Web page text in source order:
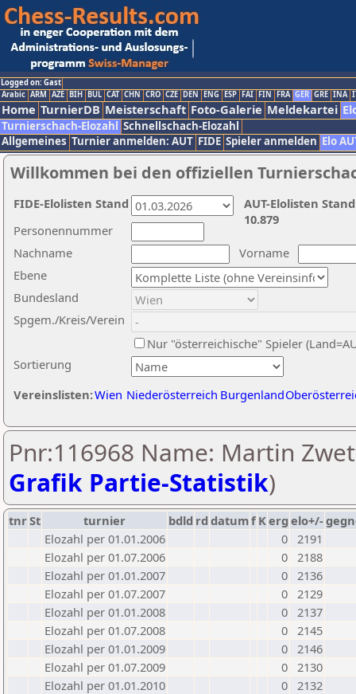
Logged on: Gast
Arabic ARM AZE BIH BUL CAT CHN CRO CZE DEN ENG ESP FAI FIN FRA GER GRE INA
Home TurnierDB Meisterschaft Foto-Galerie Meldekartei
Turnierschach-Elozahl Schnellschach-Elozahl
Allgemeines Turnier anmelden: AUT FIDE Spieler anmelden Elo
Willkommen bei den offiziellen
Nachname
Vorname
Ebene
Sortierung
Personennummer
Bundesland
Spgem./Kreis/Verein
Nur "österreichische" Spieler
Vereinslisten:Wien Niederösterreich Burgenland
AUT-Elolisten
10.879
FIDE-Elolisten Stand
Pnr:116968 Name: Martin
Grafik Partie-Statistik)
tnrSt turnier bdld rd datumf Kerg elo+/-
Elozahl per 01.01.2006
0 2191
Elozahl per 01.07.2006
0 2188
Elozahl per 01.01.2007
0 2136
Elozahl per 01.07.2007
0 2129
Elozahl per 01.01.2008
0 2137
Elozahl per 01.07.2008
0 2145
Elozahl per 01.01.2009
0 2146
Elozahl per 01.07.2009
0 2130
Elozahl per 01.01.2010
0 2132